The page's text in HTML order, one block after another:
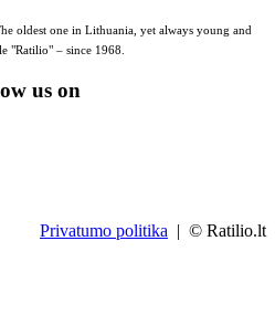
oldest one in Lithuania, yet always young and
"Ratilio" – since 1968.
us on
Privatumo politika | © Ratilio.lt